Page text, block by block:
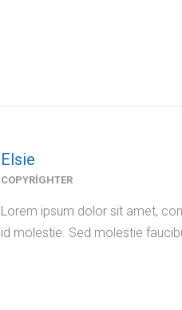
Elsie
COPYRIGHTER
Lorem ipsum dolor sit amet,
id molestie. Sed molestie